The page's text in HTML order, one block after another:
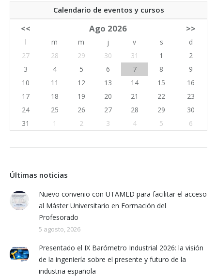
Calendario de eventos y cursos
<< Ago 2026 >>
l m m j v s
d
27
28 29 30 31 1
2
3
4 5 6 7 8
9
10
11 12 13 14 15
16
17
18 19 20 21 22
23
24
25 26 27 28 29
30
31
1 2 3 4 5 6
Últimas noticias
Nuevo convenio con UTAMED para facilitar el acceso
al Máster Universitario en Formación del
Profesorado
5 agosto, 2026
Presentado el IX Barómetro Industrial 2026: la visión
de la ingeniería sobre el presente y futuro de la
industria española